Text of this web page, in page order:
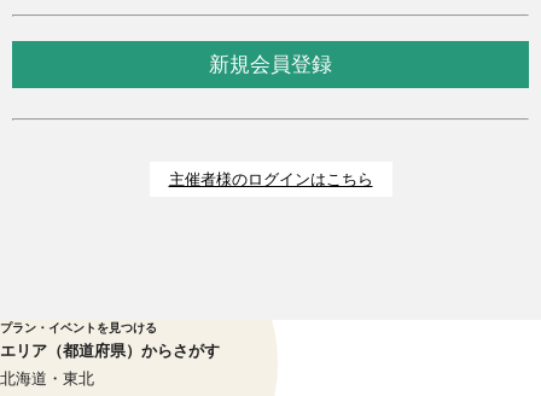
新規会員登録
主催者様のログインはこちら
プラン・イベントを見つける
エリア（都道府県）からさがす
北海道・東北